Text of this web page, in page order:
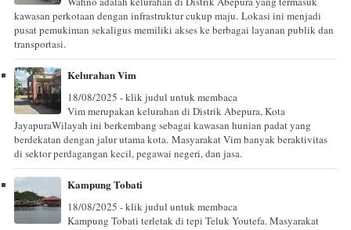
kawasan perkotaan dengan infrastruktur cukup maju. Lokasi ini menjadi
pusat pemukiman sekaligus memiliki akses ke berbagai layanan publik dan
transportasi.
Kelurahan Vim
18/08/2025 - klik judul untuk membaca
Vim merupakan kelurahan di Distrik Abepura, Kota
JayapuraWilayah ini berkembang sebagai kawasan hunian padat yang
berdekatan dengan jalur utama kota. Masyarakat Vim banyak beraktivitas
di sektor perdagangan kecil, pegawai negeri, dan jasa.
Kampung Tobati
18/08/2025 - klik judul untuk membaca
Kampung Tobati terletak di tepi Teluk Youtefa. Masyarakat